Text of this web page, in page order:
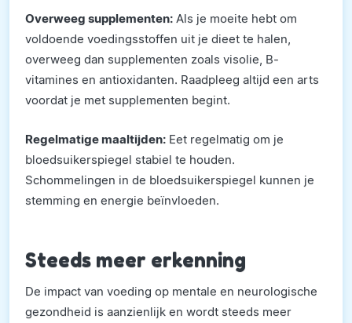
Overweeg supplementen: Als je moeite hebt om
voldoende voedingsstoffen uit je dieet te halen,
overweeg dan supplementen zoals visolie, B-
vitamines en antioxidanten. Raadpleeg altijd een arts
voordat je met supplementen begint.
Regelmatige maaltijden: Eet regelmatig om je
bloedsuikerspiegel stabiel te houden.
Schommelingen in de bloedsuikerspiegel kunnen je
stemming en energie beïnvloeden.
Steeds meer erkenning
De impact van voeding op mentale en neurologische
gezondheid is aanzienlijk en wordt steeds meer